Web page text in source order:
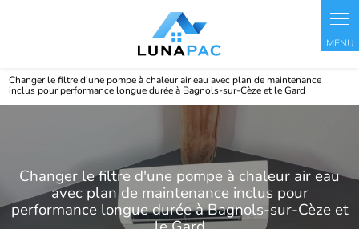
Changer le filtre d'une pompe à chaleur air eau avec plan de maintenance
inclus pour performance longue durée à Bagnols-sur-Cèze et le Gard
Changer le filtre d'une pompe à chaleur air eau
avec plan de maintenance inclus pour
performance longue durée à Bagnols-sur-Cèze et